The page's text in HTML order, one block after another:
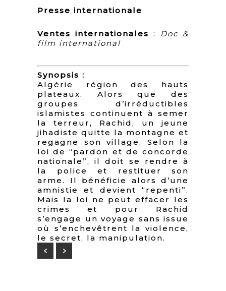
Presse internationale
Ventes internationales : Doc &
film international
Synopsis :
Algérie région des hauts
plateaux. Alors que des
groupes d’irréductibles
islamistes continuent à semer
la terreur, Rachid, un jeune
jihadiste quitte la montagne et
regagne son village. Selon la
loi de “pardon et de concorde
nationale”, il doit se rendre à
la police et restituer son
arme. Il bénéficie alors d’une
amnistie et devient “repenti”.
Mais la loi ne peut effacer les
crimes et pour Rachid
s’engage un voyage sans issue
où s’enchevêtrent la violence,
le secret, la manipulation.